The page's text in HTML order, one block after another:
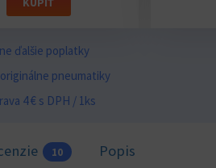
ďalšie poplatky
pneumatiky
4 € s DPH / 1ks
10 Popis